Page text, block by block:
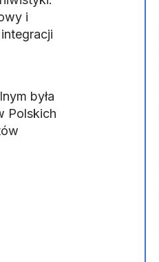
i
była
Polskich